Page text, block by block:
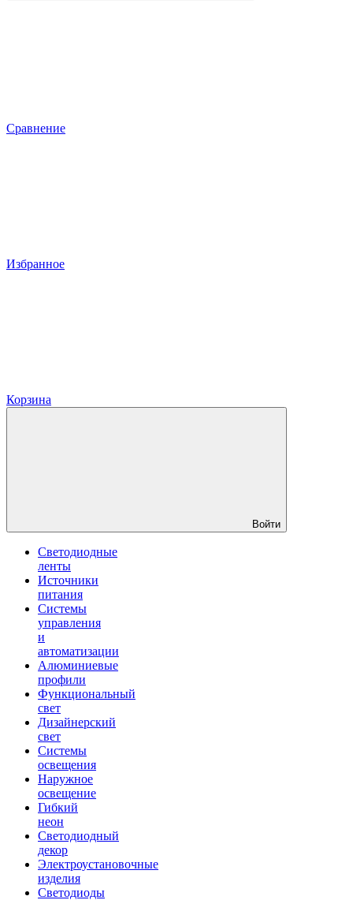
Сравнение
Избранное
Корзина
Войти
Светодиодные
ленты
Источники
питания
Системы
управления
и
автоматизации
Алюминиевые
профили
Функциональный
свет
Дизайнерский
свет
Системы
освещения
Наружное
освещение
Гибкий
неон
Светодиодный
декор
Электроустановочные
изделия
Светодиоды